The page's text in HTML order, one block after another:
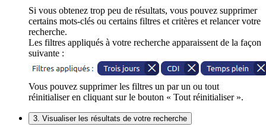
Si vous obtenez trop peu de résultats, vous pouvez supprimer
certains mots-clés ou certains filtres et critères et relancer votre
recherche.
Les filtres appliqués à votre recherche apparaissent de la façon
suivante :
Vous pouvez supprimer les filtres un par un ou tout
réinitialiser en cliquant sur le bouton « Tout réinitialiser ».
3. Visualiser les résultats de votre recherche